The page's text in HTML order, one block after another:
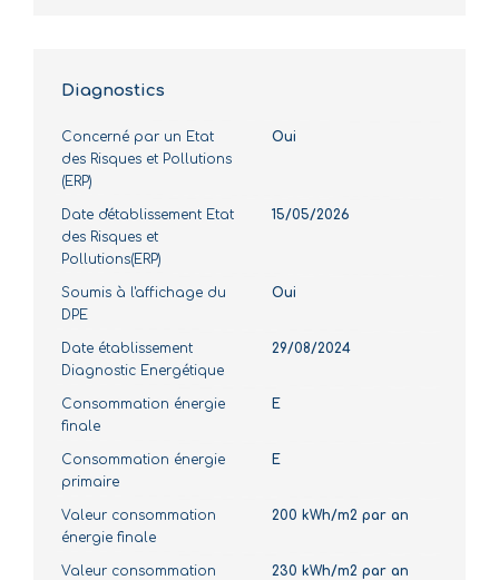
Diagnostics
Concerné par un Etat
des Risques et Pollutions
(ERP)
Oui
Date d'établissement Etat
des Risques et
Pollutions(ERP)
15/05/2026
Soumis à l'affichage du
DPE
Oui
Date établissement
Diagnostic Energétique
29/08/2024
Consommation énergie
finale
E
Consommation énergie
primaire
E
Valeur consommation
énergie finale
200 kWh/m2 par an
Valeur consommation
230 kWh/m2 par an